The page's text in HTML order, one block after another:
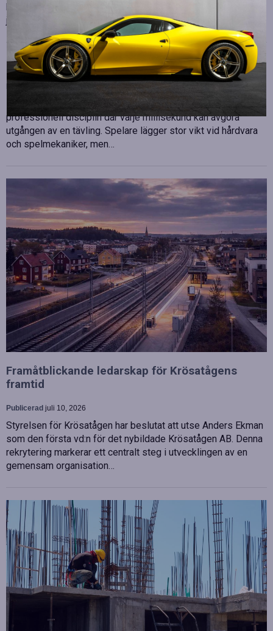
biträdande ekonomichef. Båda började sina nya tjänster den 1
juni 2026 och kommer att…
Betydelsen av snabb internetanslutning för e-
sport
E-sport har utvecklats från att vara en hobby till en
professionell disciplin där varje millisekund kan avgöra
utgången av en tävling. Spelare lägger stor vikt vid hårdvara
och spelmekaniker, men…
Framåtblickande ledarskap för Krösatågens
framtid
Publicerad juli 10, 2026
Styrelsen för Krösatågen har beslutat att utse Anders Ekman
som den första vd:n för det nybildade Krösatågen AB. Denna
rekrytering markerar ett centralt steg i utvecklingen av en
gemensam organisation…